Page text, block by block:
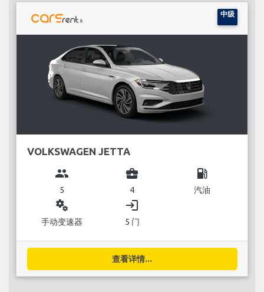
中级
VOLKSWAGEN JETTA
group
5
business_center
4
local_gas_station
汽油
miscellaneous_services
手动变速器
login
5 门
查看详情...